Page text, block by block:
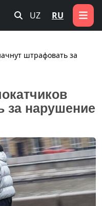
UZ RU
штрафовать за
за нарушение